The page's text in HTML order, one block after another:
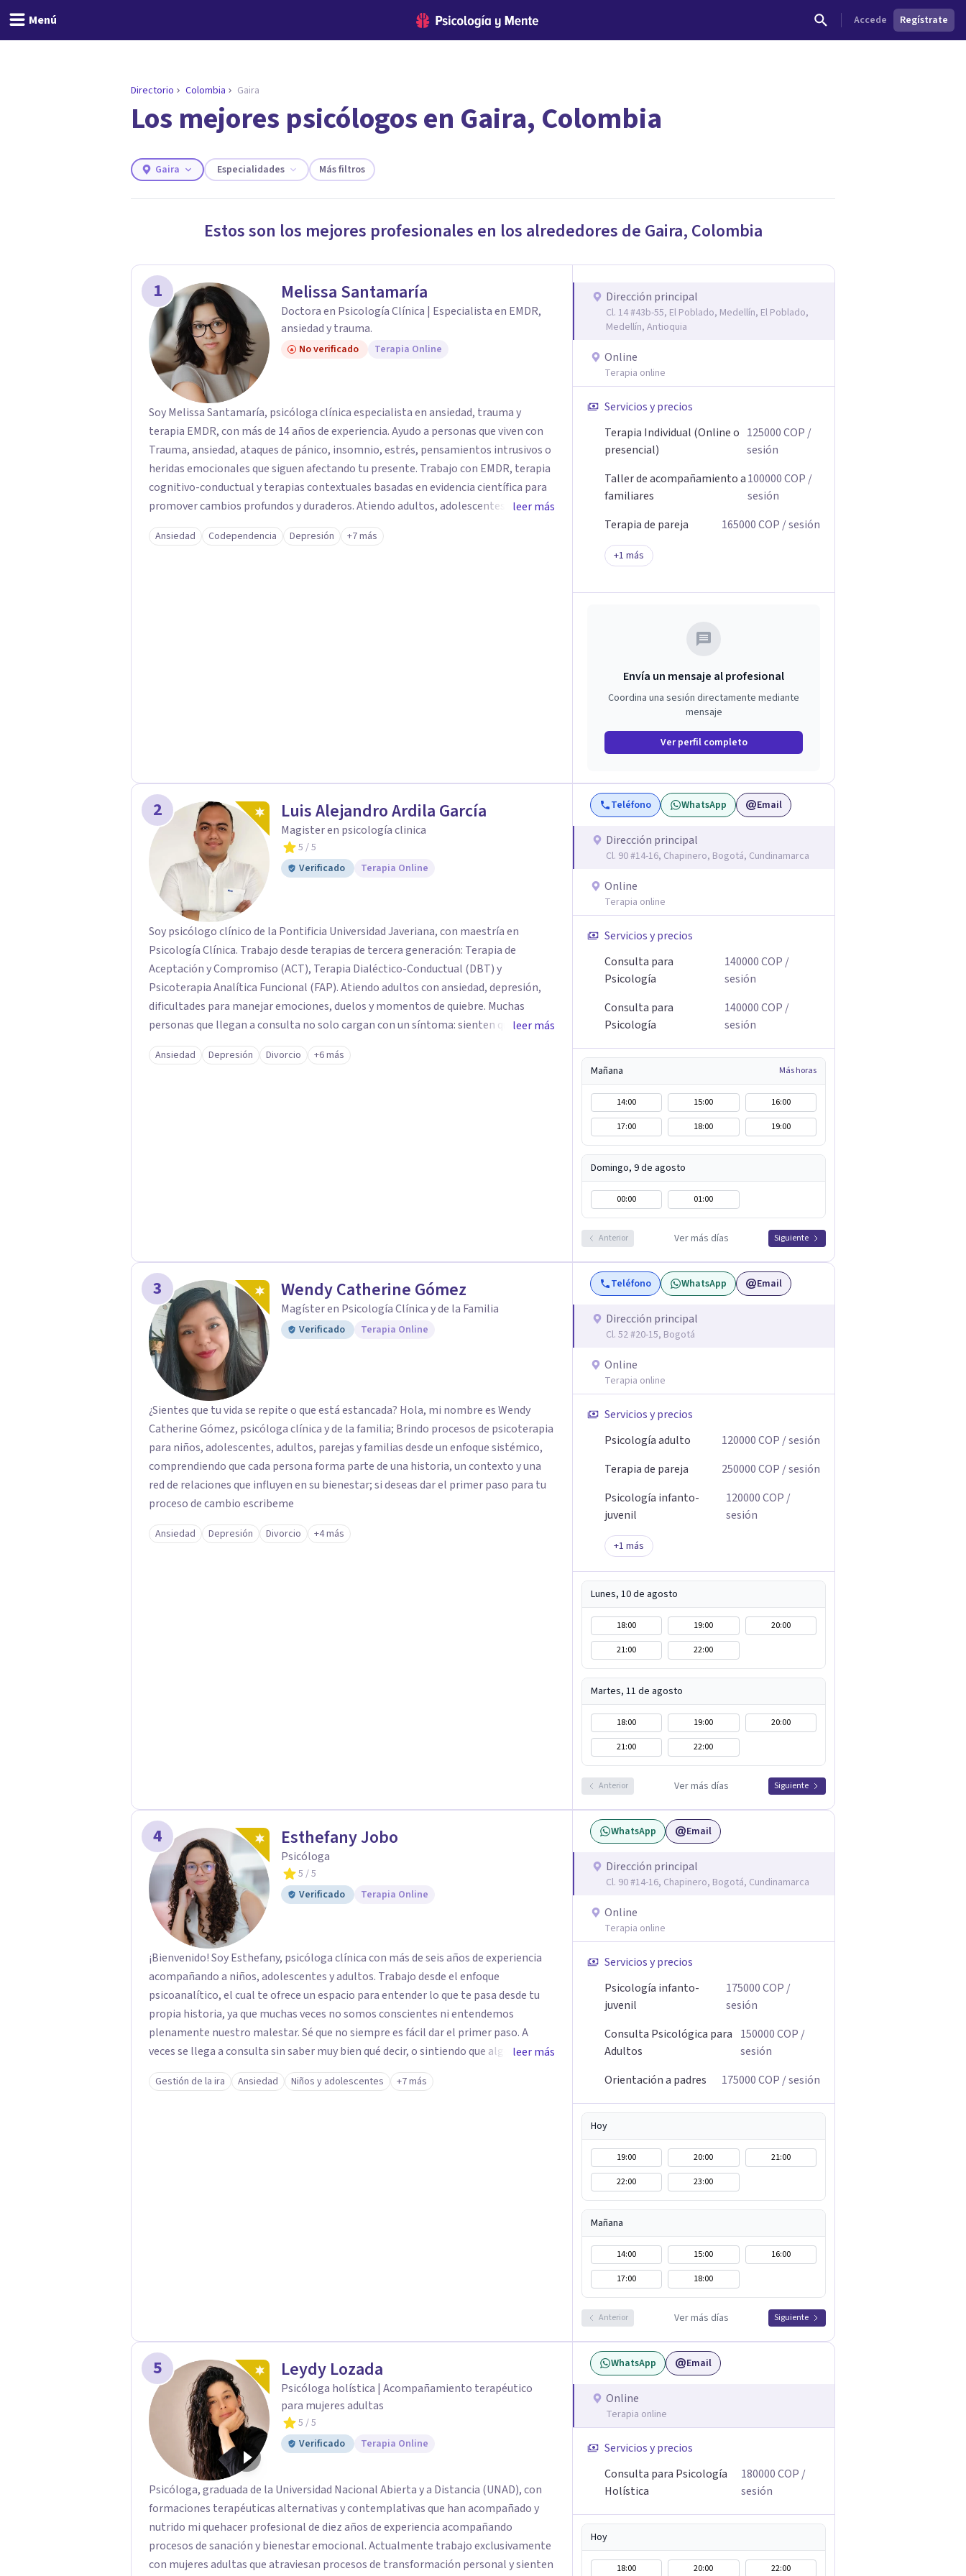
Menú Accede Regístrate
ENCONTRAR MI TERAPEUTA
¿Necesitas ayuda para encontrar el psicólogo adecuado?
Responder cuestionario
Directorio Colombia Gaira
Los mejores psicólogos en Gaira, Colombia
Gaira Especialidades Más filtros
Estos son los mejores profesionales en los alrededores de Gaira, Colombia
1 Melissa Santamaría
Doctora en Psicología Clínica | Especialista en EMDR,
ansiedad y trauma.
No verificado Terapia Online
Soy Melissa Santamaría, psicóloga clínica especialista en ansiedad, trauma y
terapia EMDR, con más de 14 años de experiencia. Ayudo a personas que viven con
Trauma, ansiedad, ataques de pánico, insomnio, estrés, pensamientos intrusivos o
heridas emocionales que siguen afectando tu presente. Trabajo con EMDR, terapia
cognitivo-conductual y terapias contextuales basadas en evidencia científica para
promover cambios profundos y duraderos. Atiendo adultos, adolescentes, parejas y
familias de forma presencial en Medellín y online, en un espacio seguro, cercano y
profesional.
leer más
Ansiedad Codependencia Depresión +7 más
Dirección principal
Cl. 14 #43b-55, El Poblado, Medellín, El Poblado,
Medellín, Antioquia
Online
Terapia online
Servicios y precios
Terapia Individual (Online o
presencial)
125000COP /
sesión
Taller de acompañamiento a
familiares
100000COP /
sesión
Terapia de pareja
165000COP / sesión
+1 más
Envía un mensaje al profesional
Coordina una sesión directamente mediante
mensaje
Ver perfil completo
2 Luis Alejandro Ardila García
Magister en psicología clinica
5 / 5
Verificado
Terapia Online
Soy psicólogo clínico de la Pontificia Universidad Javeriana, con maestría en
Psicología Clínica. Trabajo desde terapias de tercera generación: Terapia de
Aceptación y Compromiso (ACT), Terapia Dialéctico-Conductual (DBT) y
Psicoterapia Analítica Funcional (FAP). Atiendo adultos con ansiedad, depresión,
dificultades para manejar emociones, duelos y momentos de quiebre. Muchas
personas que llegan a consulta no solo cargan con un síntoma: sienten que sus
propias reacciones emocionales les complican más la vida. Desde ahí trabajamos.
No busco eliminar el malestar a la fuerza. Prefiero entender qué lo sostiene y
leer más
Ansiedad Depresión Divorcio +6 más
Teléfono WhatsApp Email
Dirección principal
Cl. 90 #14-16, Chapinero, Bogotá, Cundinamarca
Online
Terapia online
Servicios y precios
Consulta para
Psicología
140000COP /
sesión
Consulta para
Psicología
140000COP /
sesión
Mañana Más horas
14:00 15:00
16:00
17:00
18:00 19:00
Domingo, 9 de agosto
00:00 01:00
Anterior Ver más días Siguiente
3 Wendy Catherine Gómez
Magíster en Psicología Clínica y de la Familia
Verificado Terapia Online
¿Sientes que tu vida se repite o que está estancada? Hola, mi nombre es Wendy
Catherine Gómez, psicóloga clínica y de la familia; Brindo procesos de psicoterapia
para niños, adolescentes, adultos, parejas y familias desde un enfoque sistémico,
comprendiendo que cada persona forma parte de una historia, un contexto y una
red de relaciones que influyen en su bienestar; si deseas dar el primer paso para tu
proceso de cambio escribeme
Ansiedad Depresión Divorcio +4 más
Teléfono WhatsApp Email
Dirección principal
Cl. 52 #20-15, Bogotá
Online
Terapia online
Servicios y precios
Psicología adulto
120000COP / sesión
Terapia de pareja
250000COP / sesión
Psicología infanto-
juvenil
120000COP /
sesión
+1 más
Lunes, 10 de agosto
18:00 19:00
20:00
21:00
22:00
Martes, 11 de agosto
18:00 19:00
20:00
21:00
22:00
Anterior Ver más días Siguiente
4 Esthefany Jobo
Psicóloga
5 / 5
Verificado
Terapia Online
¡Bienvenido! Soy Esthefany, psicóloga clínica con más de seis años de experiencia
acompañando a niños, adolescentes y adultos. Trabajo desde el enfoque
psicoanalítico, el cual te ofrece un espacio para entender lo que te pasa desde tu
propia historia, ya que muchas veces no somos conscientes ni entendemos
plenamente nuestro malestar. Sé que no siempre es fácil dar el primer paso. A
veces se llega a consulta sin saber muy bien qué decir, o sintiendo que algo no anda
bien pero sin poder nombrarlo. Mi intención es acompañarte en ese proceso, sin
juicios y a tu propio ritmo, para que lo que hoy te pesa pueda pensarse y
leer más
Gestión de la ira Ansiedad Niños y adolescentes +7 más
WhatsApp Email
Dirección principal
Cl. 90 #14-16, Chapinero, Bogotá, Cundinamarca
Online
Terapia online
Servicios y precios
Psicología infanto-
juvenil
175000COP /
sesión
Consulta Psicológica para
Adultos
150000COP /
sesión
Orientación a padres
175000COP / sesión
Hoy
19:00 20:00
21:00
22:00
23:00
Mañana
14:00 15:00
16:00
17:00
18:00
Anterior Ver más días Siguiente
5 Leydy Lozada
Psicóloga holística | Acompañamiento terapéutico
para mujeres adultas
5 / 5
Verificado
Terapia Online
Psicóloga, graduada de la Universidad Nacional Abierta y a Distancia (UNAD), con
formaciones terapéuticas alternativas y contemplativas que han acompañado y
nutrido mi quehacer profesional de diez años de experiencia acompañando
procesos de sanación y bienestar emocional. Actualmente trabajo exclusivamente
con mujeres adultas que atraviesan procesos de transformación personal y sienten
WhatsApp Email
Online
Terapia online
Servicios y precios
Consulta para Psicología
Holística
180000COP /
sesión
Hoy
18:00 20:00 22:00